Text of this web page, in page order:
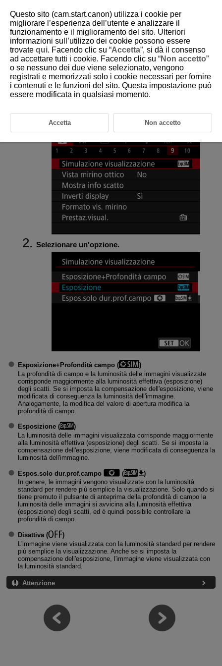
D180-095
Simulazione della visualizzazione
Con la simulazione della visualizzazione, la visualizzazione della
profondità di campo e della luminosità delle immagini corrisponde
maggiormente alla luminosità effettiva (esposizione) degli scatti.
Selezionare [ Simulazione visualizzazione
Selezionare un'opzione.
Esposizione+Profondità campo(
)
La profondità di campo e la luminosità delle immagini visualizzate
corrisponde maggiormente alla luminosità effettiva (esposizione)
degli scatti. Se si imposta la compensazione dell'esposizione, viene
modificata di conseguenza la luminosità dell'immagine.
Analogamente, la modifica del valore di apertura modifica la
profondità di campo.
Esposizione(
)
La luminosità delle immagini visualizzata corrisponde maggiormente
alla luminosità effettiva (esposizione) degli scatti. Se si imposta la
compensazione dell'esposizione, viene modificata di conseguenza la
luminosità dell'immagine.
Espos.solo dur.prof.campo (
)
In genere, le immagini vengono visualizzate con la luminosità
standard per rendere più semplice la visualizzazione. Solo quando si
tiene premuto il pulsante di anteprima della profondità di campo la
luminosità delle immagini si avvicina alla luminosità effettiva
(esposizione) degli scatti, ed è quindi possibile controllare la
profondità di campo.
Disattiva(
)
L'immagine viene visualizzata con la luminosità standard per rendere
più semplice la visualizzazione. Anche se si imposta la
compensazione dell'esposizione, l'immagine viene visualizzata con
la luminosità standard.
Attenzione
Questo sito (cam.start.canon) utilizza i cookie per
migliorare l’esperienza dell’utente e analizzare il
funzionamento e il miglioramento del sito. Ulteriori
informazioni sull’utilizzo dei cookie possono essere
trovate qui. Facendo clic su “Accetta”, si dà il consenso
ad accettare tutti i cookie. Facendo clic su “Non accetto”
o se nessuno dei due viene selezionato, vengono
registrati e memorizzati solo i cookie necessari per fornire
i contenuti e le funzioni del sito. Questa impostazione può
essere modificata in qualsiasi momento.
Accetta Non accetto